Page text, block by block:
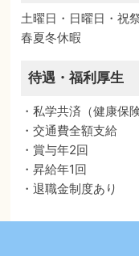
土曜日・日曜日・祝
春夏冬休暇
待遇・福利厚生
・私学共済（健康保
・交通費全額支給
・賞与年2回
・昇給年1回
・退職金制度あり